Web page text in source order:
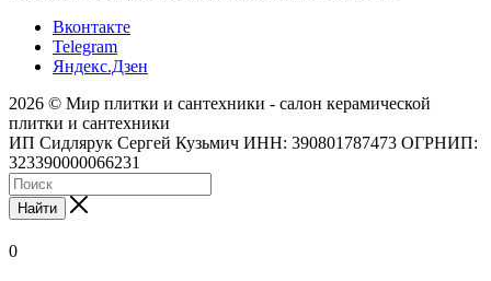
Вконтакте
Telegram
Яндекс.Дзен
2026 © Мир плитки и сантехники - салон керамической
плитки и сантехники
ИП Сидлярук Сергей Кузьмич ИНН: 390801787473 ОГРНИП:
323390000066231
Найти
0